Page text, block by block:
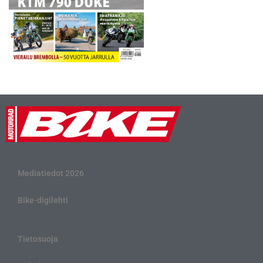
Mediatiedot 2026
Bike-digilehti
Tietosuoja